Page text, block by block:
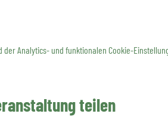
der Analytics- und funktionalen Cookie-
teilen